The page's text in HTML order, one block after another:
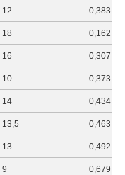
12 0,383
18 0,162
16 0,307
10 0,373
14 0,434
13,5 0,463
13 0,492
9 0,679